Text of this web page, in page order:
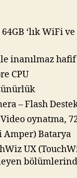
64GB ‘lık WiFi
inanılmaz
CPU
– Flash
oynatma,
Amper) Batarya
UX